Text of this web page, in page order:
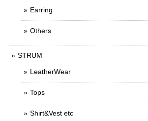
Earring
Others
STRUM
LeatherWear
Tops
Shirt&Vest etc